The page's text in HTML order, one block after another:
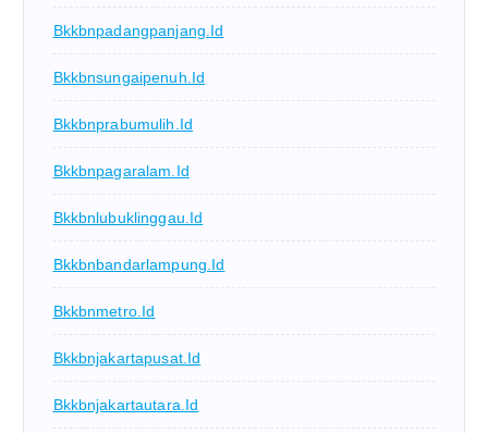
Bkkbnpadangpanjang.id
Bkkbnsungaipenuh.id
Bkkbnprabumulih.id
Bkkbnpagaralam.id
Bkkbnlubuklinggau.id
Bkkbnbandarlampung.id
Bkkbnmetro.id
Bkkbnjakartapusat.id
Bkkbnjakartautara.id